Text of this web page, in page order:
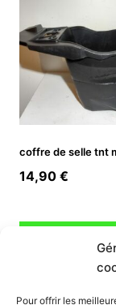
Pour offrir les
coffre de selle tnt
14,90 €